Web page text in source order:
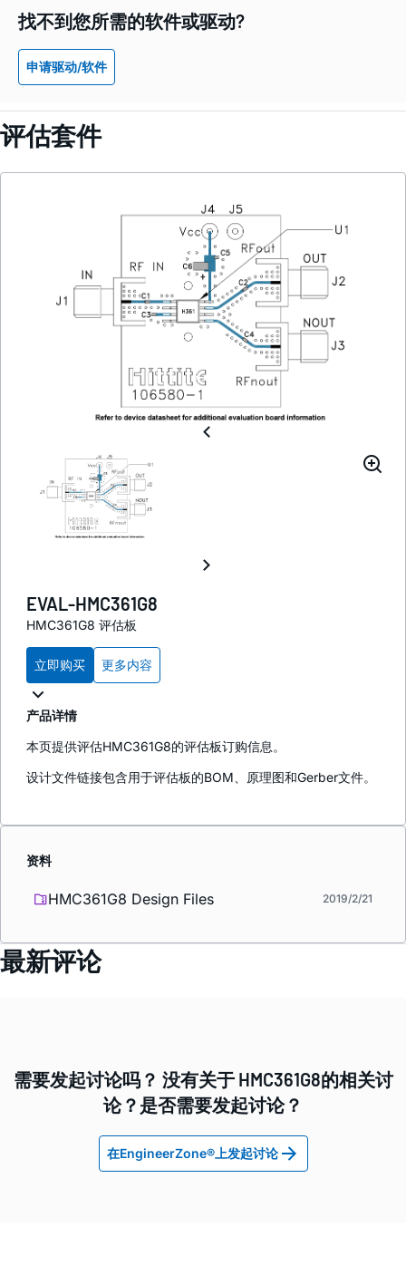
找不到您所需的软件或驱动?
申请驱动/软件
评估套件
EVAL-HMC361G8
HMC361G8 评估板
立即购买 更多内容
产品详情
本页提供评估HMC361G8的评估板订购信息。
设计文件链接包含用于评估板的BOM、原理图和Gerber文件。
资料
HMC361G8 Design Files 2019/2/21
最新评论
需要发起讨论吗？ 没有关于 HMC361G8的相关讨
论？是否需要发起讨论？
在EngineerZone®上发起讨论